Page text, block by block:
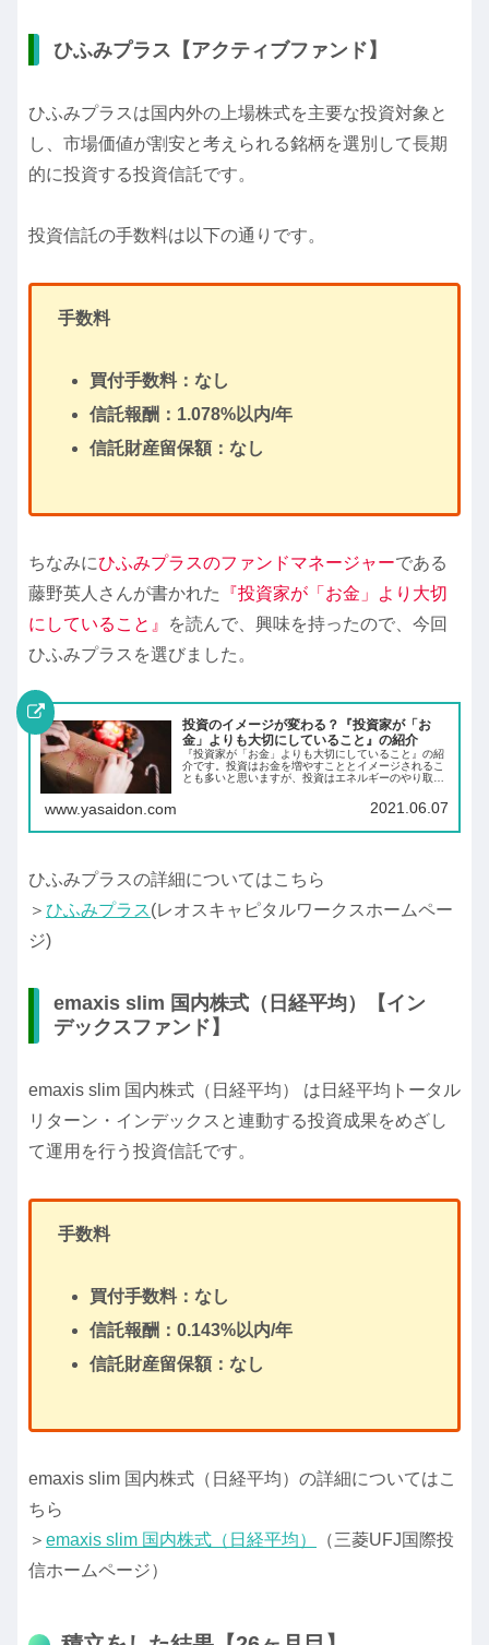
ひふみプラス【アクティブファンド】
ひふみプラスは国内外の上場株式を主要な投資対象と
し、市場価値が割安と考えられる銘柄を選別して長期
的に投資する投資信託です。
投資信託の手数料は以下の通りです。
手数料
買付手数料：なし
信託報酬：1.078%以内/年
信託財産留保額：なし
ちなみにひふみプラスのファンドマネージャーである
藤野英人さんが書かれた
『投資家が「お金」より大切
にしていること』
を読んで、興味を持ったので、今回
ひふみプラスを選びました。
投資のイメージが変わる？『投資家が「お
金」よりも大切にしていること』の紹介
『投資家が「お金」よりも大切にしていること』の紹
介です。投資はお金を増やすこととイメージされるこ
とも多いと思いますが、投資はエネルギーのやり取り
www.yasaidon.com 2021.06.07
ひふみプラスの詳細についてはこちら
＞ ひふみプラス(レオスキャピタルワークスホームペー
ジ)
emaxis slim 国内株式（日経平均）【イン
デックスファンド】
emaxis slim 国内株式（日経平均） は日経平均トータル
リターン・インデックスと連動する投資成果をめざし
て運用を行う投資信託です。
手数料
買付手数料：なし
信託報酬：0.143%以内/年
信託財産留保額：なし
emaxis slim 国内株式（日経平均）の詳細についてはこ
ちら
＞ emaxis slim 国内株式（日経平均）
（三菱UFJ国際投
信ホームページ）